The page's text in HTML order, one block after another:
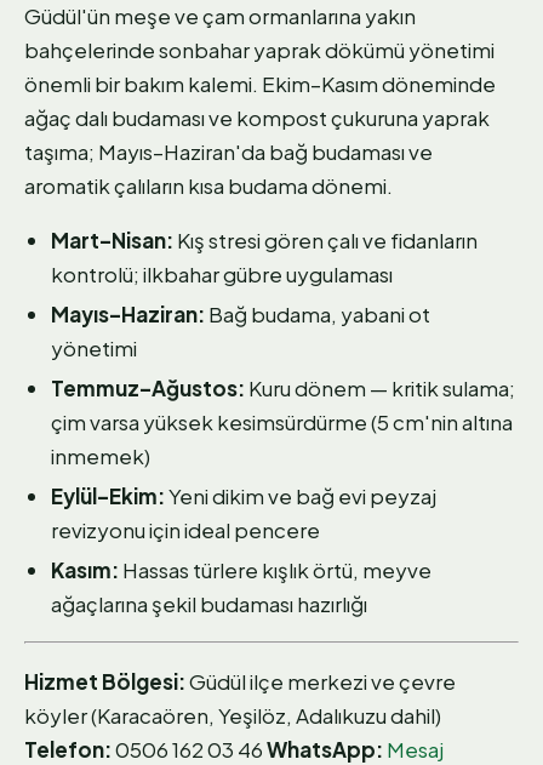
Güdül'ün meşe ve çam ormanlarına yakın
bahçelerinde sonbahar yaprak dökümü yönetimi
önemli bir bakım kalemi. Ekim–Kasım döneminde
ağaç dalı budaması ve kompost çukuruna yaprak
taşıma; Mayıs–Haziran'da bağ budaması ve
aromatik çalıların kısa budama dönemi.
Mart–Nisan: Kış stresi gören çalı ve fidanların
kontrolü; ilkbahar gübre uygulaması
Mayıs–Haziran: Bağ budama, yabani ot
yönetimi
Temmuz–Ağustos: Kuru dönem — kritik sulama;
çim varsa yüksek kesimsürdürme (5 cm'nin altına
inmemek)
Eylül–Ekim:Yeni dikim ve bağ evi peyzaj
revizyonu için ideal pencere
Kasım: Hassas türlere kışlık örtü, meyve
ağaçlarına şekil budaması hazırlığı
Hizmet Bölgesi:Güdül ilçe merkezi ve çevre
köyler (Karacaören, Yeşilöz, Adalıkuzu dahil)
Telefon:0506 162 03 46WhatsApp: Mesaj